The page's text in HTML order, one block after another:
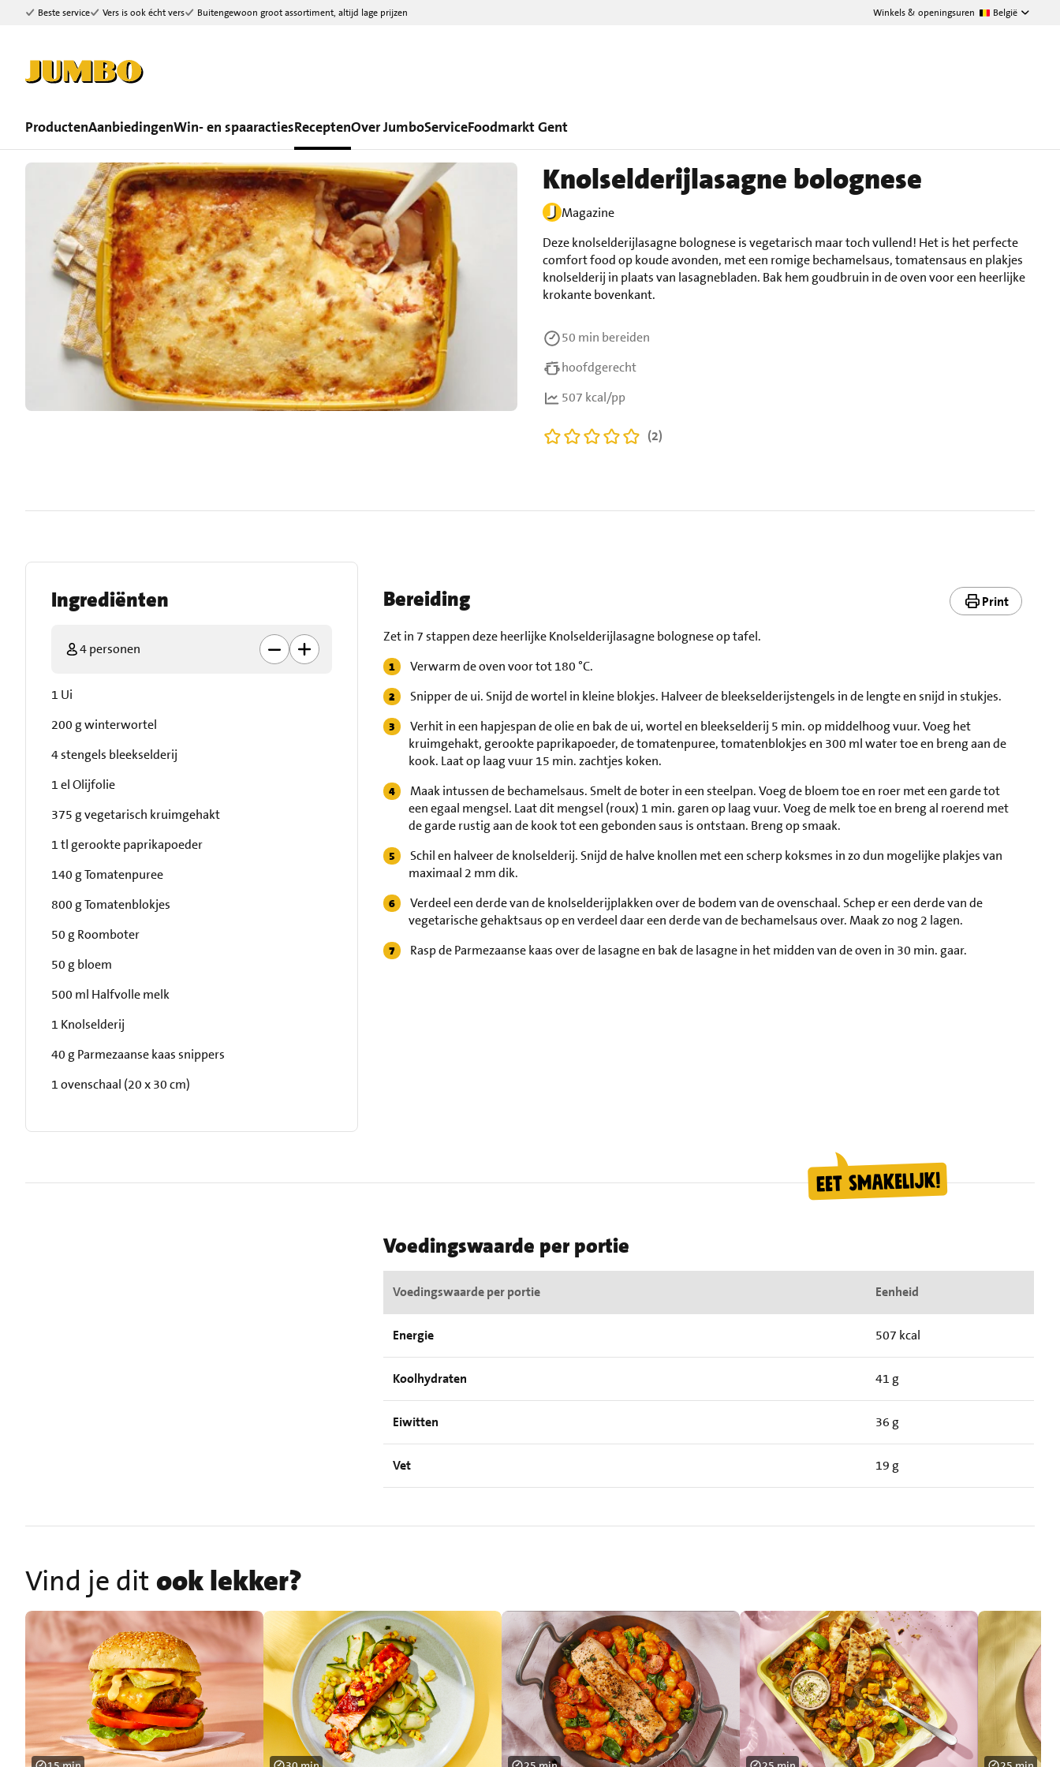
Ga naar zoeken
Ga naar hoofdinhoud
Beste service Vers is ook écht vers Buitengewoon groot assortiment, altijd lage prijzen Winkels & openingsuren België
ProductenAanbiedingenWin- en spaaractiesReceptenOver JumboServiceFoodmarkt Gent
Knolselderijlasagne bolognese
Magazine
Deze knolselderijlasagne bolognese is vegetarisch maar toch vullend! Het is het perfecte
comfort food op koude avonden, met een romige bechamelsaus, tomatensaus en plakjes
knolselderij in plaats van lasagnebladen. Bak hem goudbruin in de oven voor een heerlijke
krokante bovenkant.
50 min bereiden
hoofdgerecht
507 kcal/pp
(2)
Ingrediënten
4 personen
1 Ui
200 g winterwortel
4 stengels bleekselderij
1 el Olijfolie
375 g vegetarisch kruimgehakt
1 tl gerookte paprikapoeder
140 g Tomatenpuree
800 g Tomatenblokjes
50 g Roomboter
50 g bloem
500 ml Halfvolle melk
1 Knolselderij
40 g Parmezaanse kaas snippers
1 ovenschaal (20 x 30 cm)
Bereiding Print
Zet in 7 stappen deze heerlijke Knolselderijlasagne bolognese op tafel.
Verwarm de oven voor tot 180 °C.
Snipper de ui. Snijd de wortel in kleine blokjes. Halveer de bleekselderijstengels in de lengte en snijd in stukjes.
Verhit in een hapjespan de olie en bak de ui, wortel en bleekselderij 5 min. op middelhoog vuur. Voeg het
kruimgehakt, gerookte paprikapoeder, de tomatenpuree, tomatenblokjes en 300 ml water toe en breng aan de
kook. Laat op laag vuur 15 min. zachtjes koken.
Maak intussen de bechamelsaus. Smelt de boter in een steelpan. Voeg de bloem toe en roer met een garde tot
een egaal mengsel. Laat dit mengsel (roux) 1 min. garen op laag vuur. Voeg de melk toe en breng al roerend met
de garde rustig aan de kook tot een gebonden saus is ontstaan. Breng op smaak.
Schil en halveer de knolselderij. Snijd de halve knollen met een scherp koksmes in zo dun mogelijke plakjes van
maximaal 2 mm dik.
Verdeel een derde van de knolselderijplakken over de bodem van de ovenschaal. Schep er een derde van de
vegetarische gehaktsaus op en verdeel daar een derde van de bechamelsaus over. Maak zo nog 2 lagen.
Rasp de Parmezaanse kaas over de lasagne en bak de lasagne in het midden van de oven in 30 min. gaar.
Voedingswaarde per portie
Voedingswaarde per portie Eenheid
Energie 507 kcal
Koolhydraten 41 g
Eiwitten 36 g
Vet 19 g
Vind je ditook lekker?